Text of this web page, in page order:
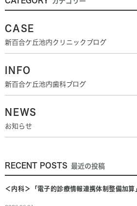
CASE
新百合ケ丘池内クリニックブログ
INFO
新百合ケ丘池内歯科ブログ
NEWS
お知らせ
RECENT POSTS 最近の投稿
＜内科＞「電子的診療情報連携体制整備加算